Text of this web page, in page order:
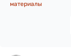
материалы